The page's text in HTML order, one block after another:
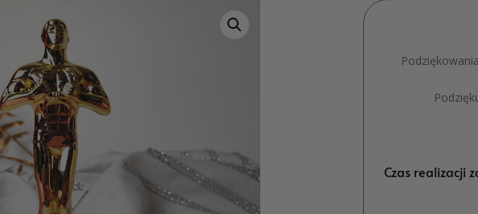
Czas realizacji